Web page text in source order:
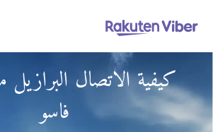
كيفية الاتصال البرازيل
فاسو